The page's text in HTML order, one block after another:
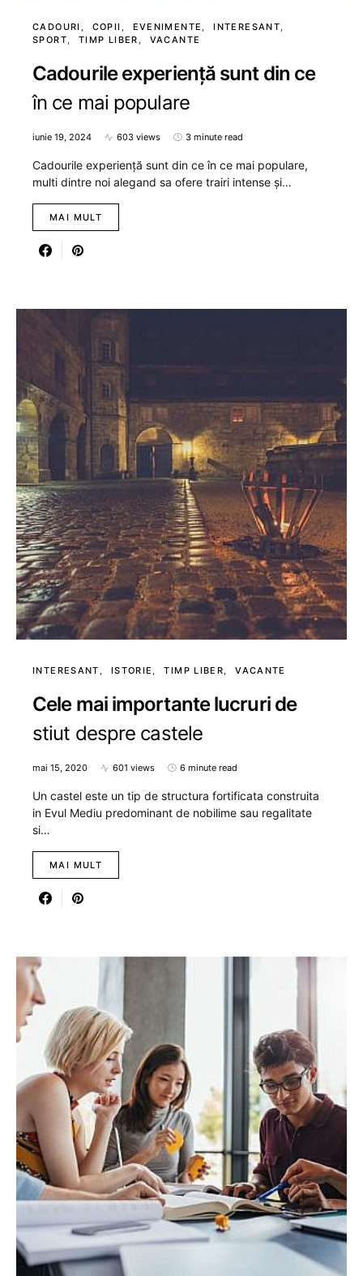
CADOURI COPII EVENIMENTE
INTERESANT
SPORT
TIMP LIBER VACANTE
Cadourile experiență sunt din ce
în ce mai populare
iunie 19, 2024 603 views 3 minute read
Cadourile experiență sunt din ce în ce mai populare,
multi dintre noi alegand sa ofere trairi intense și…
MAI MULT
INTERESANT ISTORIE TIMP LIBER VACANTE
Cele mai importante lucruri de
stiut despre castele
mai 15, 2020 601 views 6 minute read
Un castel este un tip de structura fortificata construita
in Evul Mediu predominant de nobilime sau regalitate
si…
MAI MULT